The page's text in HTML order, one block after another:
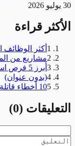
30 يوليو 2026
الأكثر قراءة
1 أكثر الوظائف
2مشاريع من
3 أبرز 5 فرص استثمار للمبتدئين
4(بدون عنوان)
510 أخطاء قاتلة يقع فيها رواد الأعمال المبتدئين
التعليقات (
0
)